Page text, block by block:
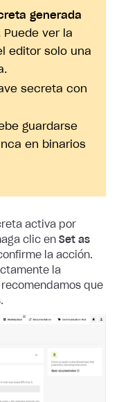
generada
Puede ver la
editor solo una
secreta con
guardarse
en binarios
activa por
clic en Set as
la acción.
la
recomendamos que